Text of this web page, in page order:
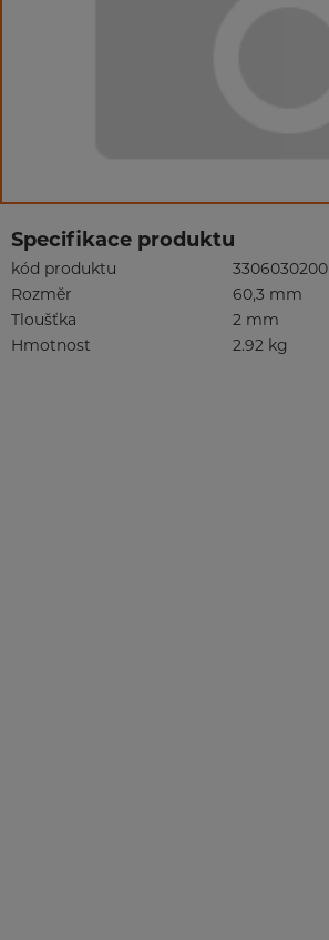
Specifikace produktu
kód produktu
3306030200
Rozměr
60,3 mm
Tloušťka
2 mm
Hmotnost
2.92 kg